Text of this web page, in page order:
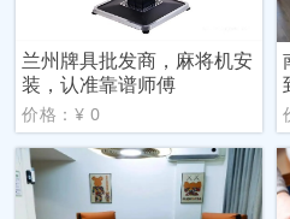
兰州牌具批发商，麻将机安
装，认准靠谱师傅
价格：¥ 0